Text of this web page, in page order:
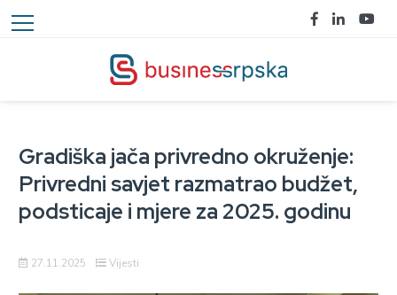
Gradiška jača privredno okruženje:
Privredni savjet razmatrao budžet,
podsticaje i mjere za 2025. godinu
27.11.2025 Vijesti